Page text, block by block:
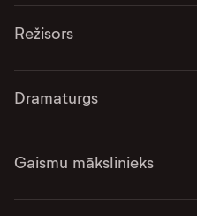
Režisors
Dramaturgs
Gaismu mākslinieks